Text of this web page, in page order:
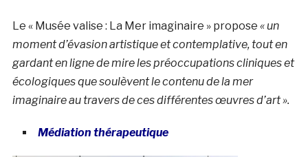
Le « Musée valise : La Mer imaginaire » propose « un
moment d’évasion artistique et contemplative, tout en
gardant en ligne de mire les préoccupations cliniques et
écologiques que soulèvent le contenu de la mer
imaginaire au travers de ces différentes œuvres d’art ».
Médiation thérapeutique